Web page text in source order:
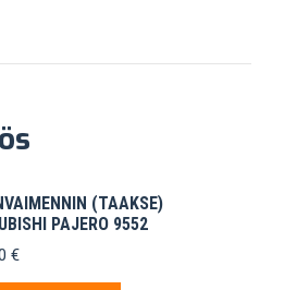
(TAAKSE)
PAJERO 9552
€